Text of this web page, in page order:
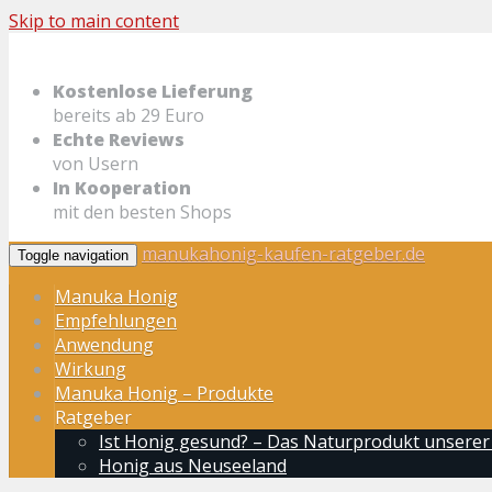
Skip to main content
Kostenlose Lieferung
bereits ab 29 Euro
Echte Reviews
von Usern
In Kooperation
mit den besten Shops
Toggle navigation
manukahonig-kaufen-ratgeber.de
Manuka Honig
Empfehlungen
Anwendung
Wirkung
Manuka Honig – Produkte
Ratgeber
Ist Honig gesund? – Das Naturprodukt
Honig aus Neuseeland